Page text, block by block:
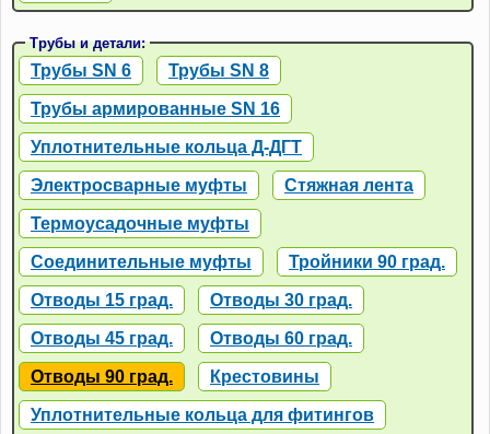
Трубы и детали:
Трубы SN 6 Трубы SN 8
Трубы армированные SN 16
Уплотнительные кольца Д-ДГТ
Электросварные муфты Стяжная лента
Термоусадочные муфты
Соединительные муфты Тройники 90 град.
Отводы 15 град. Отводы 30 град.
Отводы 45 град. Отводы 60 град.
Отводы 90 град. Крестовины
Уплотнительные кольца для фитингов